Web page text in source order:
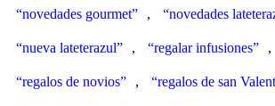
“novedades gourmet” , “novedades
“nueva lateterazul” , “regalar infusiones” ,
“regalos de novios” , “regalos de san